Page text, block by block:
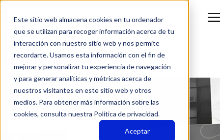
Este sitio web almacena cookies en tu ordenador
que se utilizan para recoger información acerca de tu
interacción con nuestro sitio web y nos permite
recordarte. Usamos esta información con el fin de
mejorar y personalizar tu experiencia de navegación
y para generar analíticas y métricas acerca de
nuestros visitantes en este sitio web y otros
medios. Para obtener más información sobre las
cookies, consulta nuestra Política de privacidad.
Aceptar
CASO DE ÉXITO
Jerárquicos Salud